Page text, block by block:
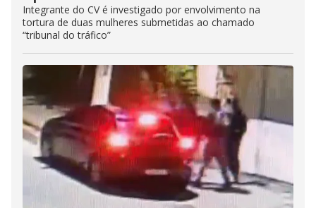
Integrante do CV é investigado por envolvimento na
tortura de duas mulheres submetidas ao chamado
“tribunal do tráfico”